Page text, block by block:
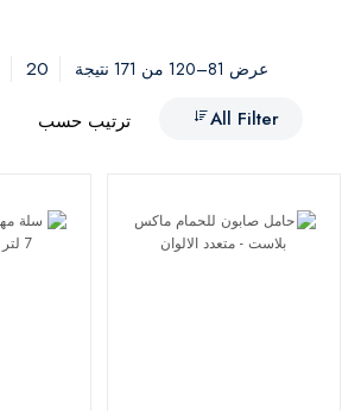
عرض 81–120 من 171 نتيجة 20
All Filter
ترتيب حسب